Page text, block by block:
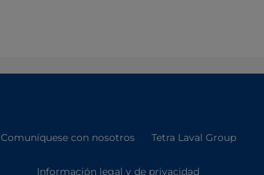
Comuníquese con nosotros Tetra Laval Group
Información legal y de privacidad